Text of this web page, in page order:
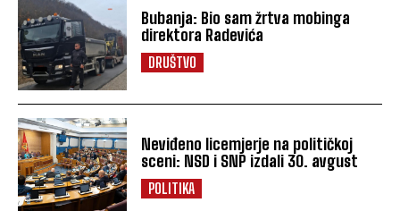
Bubanja: Bio sam žrtva mobinga
direktora Radevića
DRUŠTVO
Neviđeno licemjerje na političkoj
sceni: NSD i SNP izdali 30. avgust
POLITIKA